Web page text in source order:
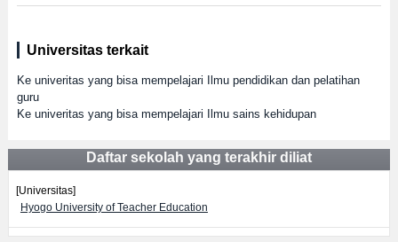
Universitas terkait
Ke univeritas yang bisa mempelajari Ilmu pendidikan dan pelatihan
guru
Ke univeritas yang bisa mempelajari Ilmu sains kehidupan
Daftar sekolah yang terakhir diliat
[Universitas]
Hyogo University of Teacher Education